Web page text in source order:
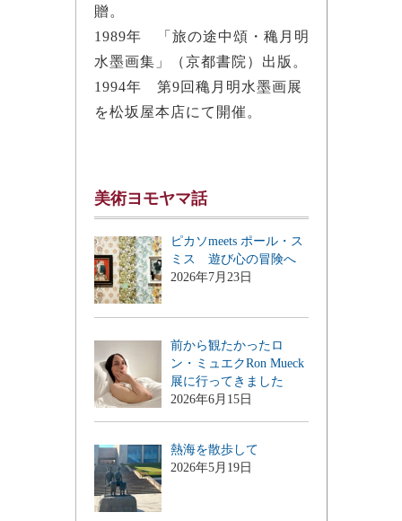
贈。
1989年 「旅の途中頌・穐月明
水墨画集」（京都書院）出版。
1994年 第9回穐月明水墨画展
を松坂屋本店にて開催。
美術ヨモヤマ話
ピカソmeets ポール・ス
ミス 遊び心の冒険へ
2026年7月23日
前から観たかったロ
ン・ミュエクRon Mueck
展に行ってきました
2026年6月15日
熱海を散歩して
2026年5月19日